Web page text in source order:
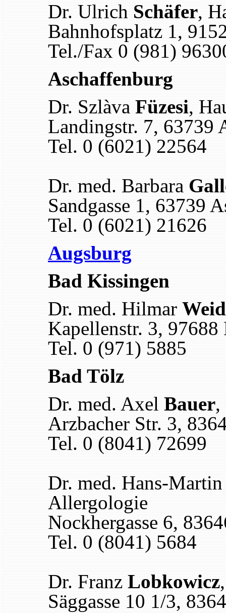
Dr. Ulrich Schäfer,
Bahnhofsplatz 1,
Tel./Fax 0 (981)
Aschaffenburg
Dr. Szlàva Füzesi,
Landingstr. 7, 63739
Tel. 0 (6021) 22564
Dr. med. Barbara
Sandgasse 1, 63739
Tel. 0 (6021) 21626
Augsburg
Bad Kissingen
Dr. med. Hilmar
Kapellenstr. 3, 97688
Tel. 0 (971) 5885
Bad Tölz
Dr. med. Axel Bauer,
Arzbacher Str. 3,
Tel. 0 (8041) 72699
Dr. med. Hans-
Allergologie
Nockhergasse 6,
Tel. 0 (8041) 5684
Dr. Franz Lobkowicz
Säggasse 10 1/3,